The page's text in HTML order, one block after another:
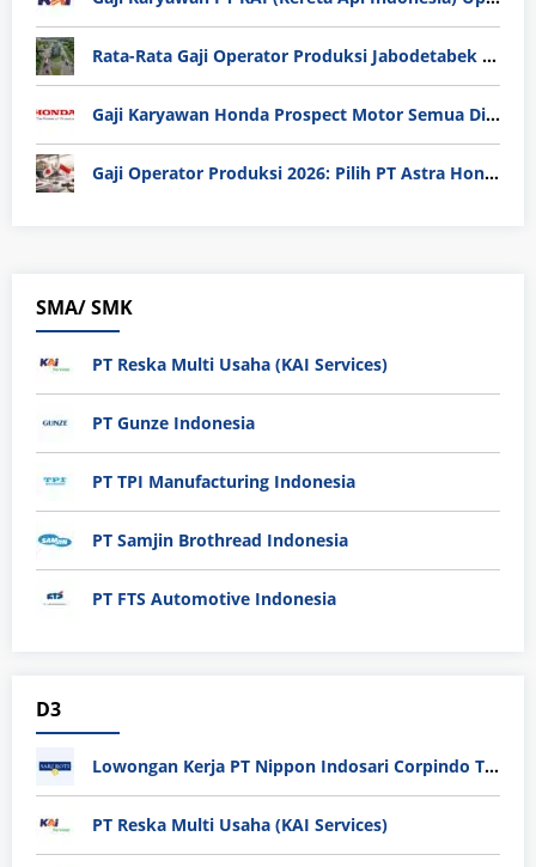
Rata-Rata Gaji Operator Produksi Jabodetabek 2025: Bedah Tuntas UMK, Lemburan, dan Realita Hidup Buruh
Gaji Karyawan Honda Prospect Motor Semua Divisi
Gaji Operator Produksi 2026: Pilih PT Astra Honda Motor (AHM) atau Manufaktur di Jepang?
SMA/ SMK
PT Reska Multi Usaha (KAI Services)
PT Gunze Indonesia
PT TPI Manufacturing Indonesia
PT Samjin Brothread Indonesia
PT FTS Automotive Indonesia
D3
Lowongan Kerja PT Nippon Indosari Corpindo Tbk. Bulan Agustus 2026
PT Reska Multi Usaha (KAI Services)